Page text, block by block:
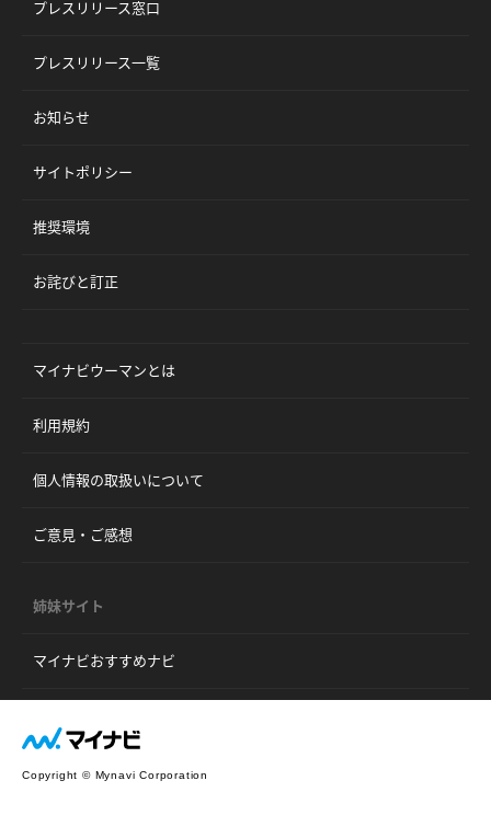
プレスリリース窓口
プレスリリース一覧
お知らせ
サイトポリシー
推奨環境
お詫びと訂正
マイナビウーマンとは
利用規約
個人情報の取扱いについて
ご意見・ご感想
姉妹サイト
マイナビおすすめナビ
Copyright © Mynavi Corporation